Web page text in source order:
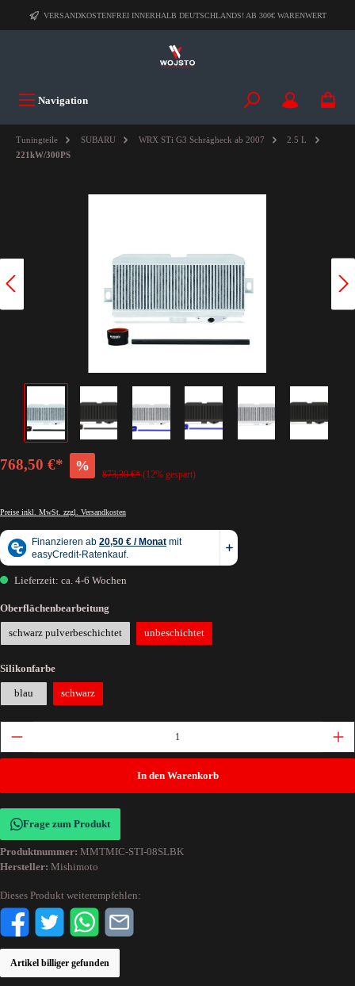
VERSANDKOSTENFREI INNERHALB DEUTSCHLANDS! AB 300€ WARENWERT
Navigation
Tuningteile SUBARU WRX STi G3 Schrägheck ab 2007
2.5 L
221kW/300PS
768,50 €* %
873,30 €* (12% gespart)
Preise inkl. MwSt. zzgl. Versandkosten
Lieferzeit: ca. 4-6 Wochen
Oberflächenbearbeitung
schwarz pulverbeschichtet unbeschichtet
Silikonfarbe
blau schwarz
In den Warenkorb
Frage zum Produkt
Produktnummer: MMTMIC-STI-08SLBK
Hersteller: Mishimoto
Dieses Produkt weiterempfehlen:
Artikel billiger gefunden